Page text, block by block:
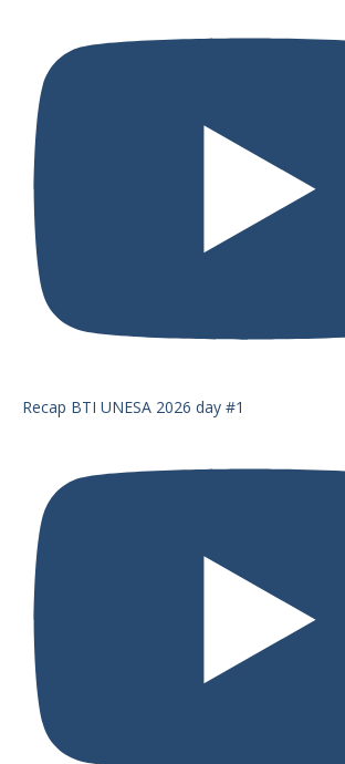
Recap BTI UNESA 2026 day #1